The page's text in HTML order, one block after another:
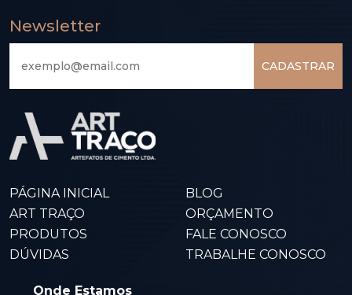
Newsletter
CADASTRAR
PÁGINA INICIAL
ART TRAÇO
PRODUTOS
DÚVIDAS
BLOG
ORÇAMENTO
FALE CONOSCO
TRABALHE CONOSCO
Onde Estamos